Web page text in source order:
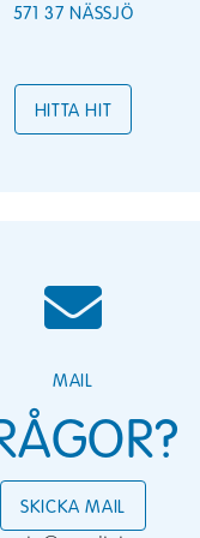
571 37 NÄSSJÖ
HITTA HIT
MAIL
SKICKA MAIL